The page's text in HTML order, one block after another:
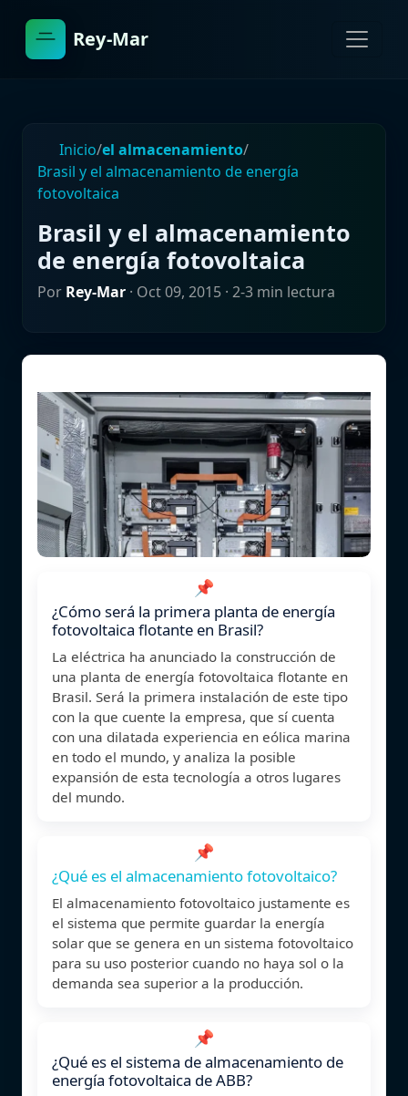
Rey-Mar
Inicio/el almacenamiento/
Brasil y el almacenamiento de energía
fotovoltaica
Brasil y el almacenamiento
de energía fotovoltaica
Por Rey-Mar · Oct 09, 2015 · 2-3 min lectura
📌
¿Cómo será la primera planta de energía
fotovoltaica flotante en Brasil?
La eléctrica ha anunciado la construcción de
una planta de energía fotovoltaica flotante en
Brasil. Será la primera instalación de este tipo
con la que cuente la empresa, que sí cuenta
con una dilatada experiencia en eólica marina
en todo el mundo, y analiza la posible
expansión de esta tecnología a otros lugares
del mundo.
📌
¿Qué es el almacenamiento fotovoltaico?
El almacenamiento fotovoltaico justamente es
el sistema que permite guardar la energía
solar que se genera en un sistema fotovoltaico
para su uso posterior cuando no haya sol o la
demanda sea superior a la producción.
📌
¿Qué es el sistema de almacenamiento de
energía fotovoltaica de ABB?